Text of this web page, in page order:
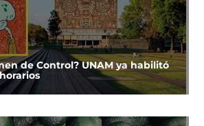
de Control? UNAM ya habilitó